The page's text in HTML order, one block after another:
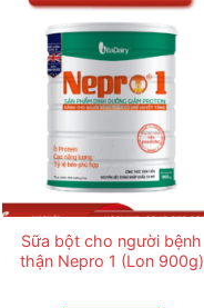
Sữa bột cho người bệnh
thận Nepro 1 (Lon 900g)